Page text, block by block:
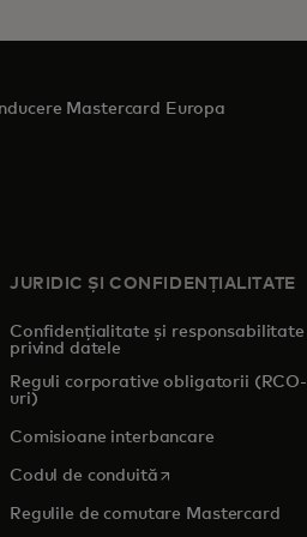
Mastercard Europa
JURIDIC ȘI CONFIDENȚIALITATE
Confidențialitate și responsabilitate
privind datele
Reguli corporative obligatorii (RCO-
uri)
Comisioane interbancare
Codul de conduităopens in a new tab
Regulile de comutare Mastercard